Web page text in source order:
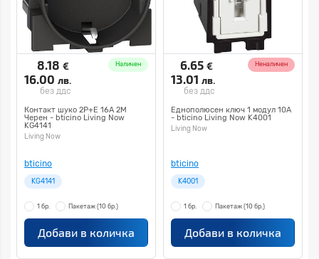
8.18 €
16.00 лв.
без ддс
Наличен
Контакт шуко 2Р+Е 16А 2M
Черен - bticino Living Now
KG4141
Living Now
bticino
KG4141
1 бр. Пакетаж (10 бр.)
Добави в количка
6.65 €
13.01 лв.
без ддс
Неналичен
Еднополюсен ключ 1 модул 10А
- bticino Living Now K4001
Living Now
bticino
K4001
1 бр. Пакетаж (10 бр.)
Добави в количка